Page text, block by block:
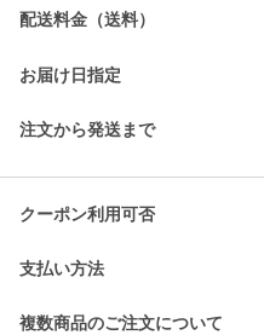
配送料金（送料）
お届け日指定
注文から発送まで
クーポン利用可否
支払い方法
複数商品のご注文について